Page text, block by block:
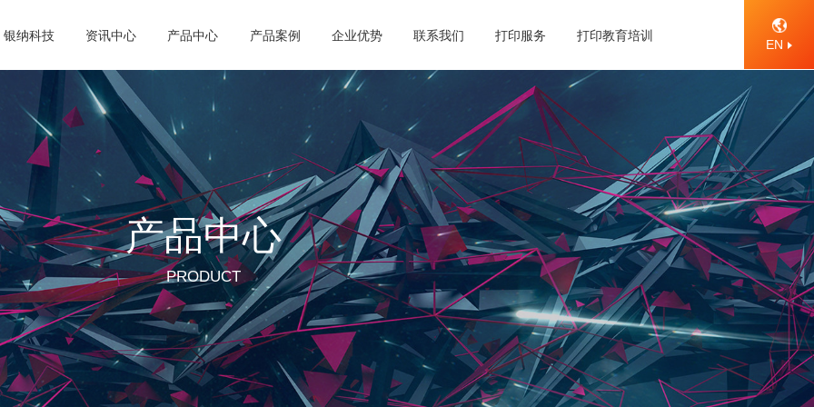
银纳科技 资讯中心 产品中心 产品案例 企业优势 联系我们 打印服务 打印教育培训
EN
产品中心
PRODUCT